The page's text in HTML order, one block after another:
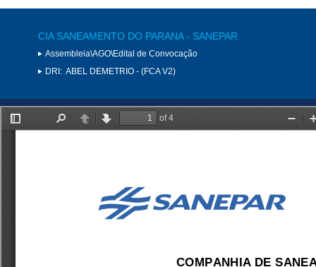
CIA SANEAMENTO DO PARANA - SANEPAR
Assembleia\AGO\Edital de Convocação
DRI: ABEL DEMETRIO - (FCA V2)